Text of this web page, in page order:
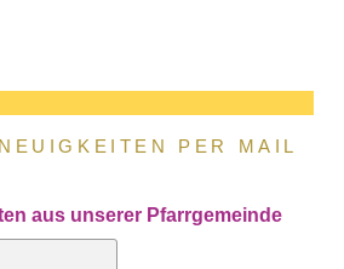
NEUIGKEITEN PER MAIL
aus unserer Pfarrgemeinde